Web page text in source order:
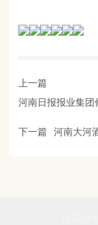
上一篇
河南日报报业集团
下一篇 河南大河